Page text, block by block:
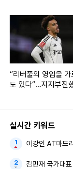
공 전체 10위
“리버풀의 영입을 가
도 있다”…지지부진
준
실시간 키워드
이강인 AT마드
김민재 국가대